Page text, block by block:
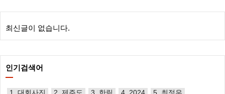
최신글이 없습니다.
인기검색어